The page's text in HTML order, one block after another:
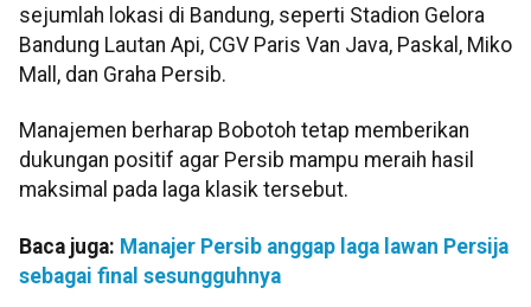
sejumlah lokasi di Bandung, seperti Stadion Gelora
Bandung Lautan Api, CGV Paris Van Java, Paskal, Miko
Mall, dan Graha Persib.
Manajemen berharap Bobotoh tetap memberikan
dukungan positif agar Persib mampu meraih hasil
maksimal pada laga klasik tersebut.
Baca juga: Manajer Persib anggap laga lawan Persija
sebagai final sesungguhnya